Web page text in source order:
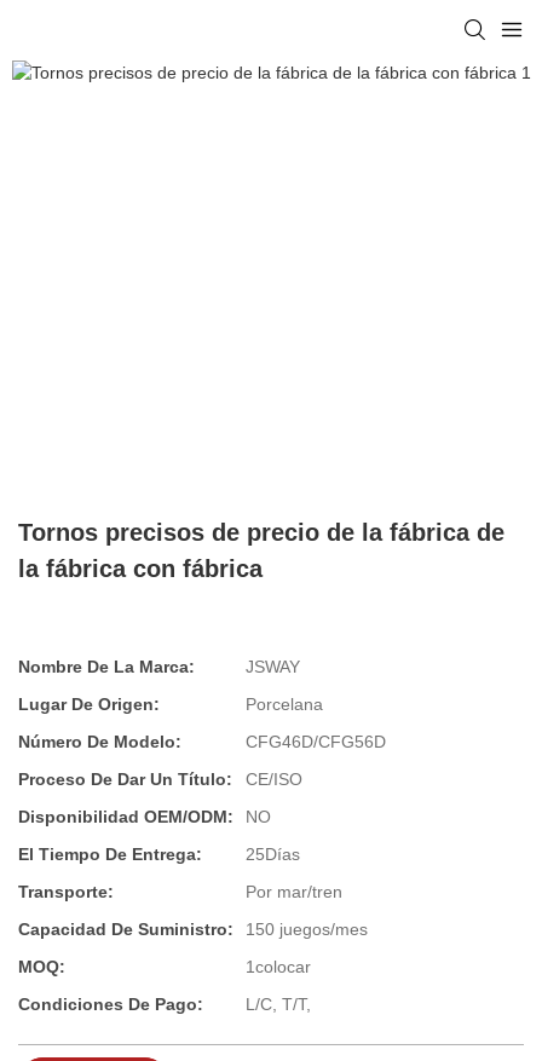
Tornos precisos de precio de la fábrica de
la fábrica con fábrica
Nombre De La Marca:
JSWAY
Lugar De Origen:
Porcelana
Número De Modelo:
CFG46D/CFG56D
Proceso De Dar Un Título:
CE/ISO
Disponibilidad OEM/ODM:
NO
El Tiempo De Entrega:
25Días
Transporte:
Por mar/tren
Capacidad De Suministro:
150 juegos/mes
MOQ:
1colocar
Condiciones De Pago:
L/C, T/T,